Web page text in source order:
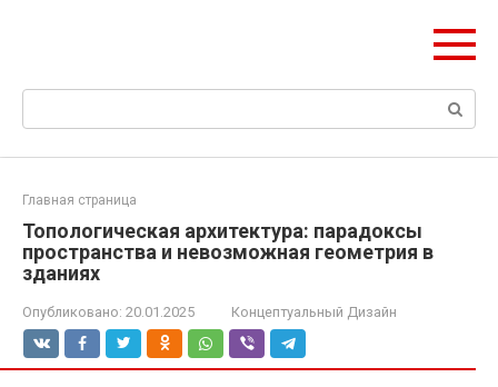
Поиск:
Главная страница
Топологическая архитектура: парадоксы
пространства и невозможная геометрия в
зданиях
Опубликовано: 20.01.2025 Концептуальный Дизайн